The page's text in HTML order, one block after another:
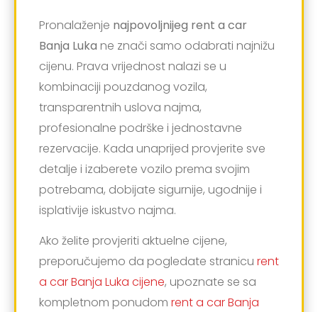
Pronalaženje najpovoljnijeg rent a car
Banja Luka ne znači samo odabrati najnižu
cijenu. Prava vrijednost nalazi se u
kombinaciji pouzdanog vozila,
transparentnih uslova najma,
profesionalne podrške i jednostavne
rezervacije. Kada unaprijed provjerite sve
detalje i izaberete vozilo prema svojim
potrebama, dobijate sigurnije, ugodnije i
isplativije iskustvo najma.
Ako želite provjeriti aktuelne cijene,
preporučujemo da pogledate stranicu rent
a car Banja Luka cijene, upoznate se sa
kompletnom ponudom rent a car Banja